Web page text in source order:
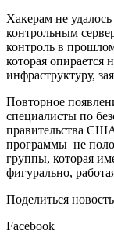
Хакерам не
контрольным
контроль в
которая опирается
инфраструктуру,
Повторное
специалисты по
правительства
программы не
группы, которая
фигурально,
Поделиться
Facebook